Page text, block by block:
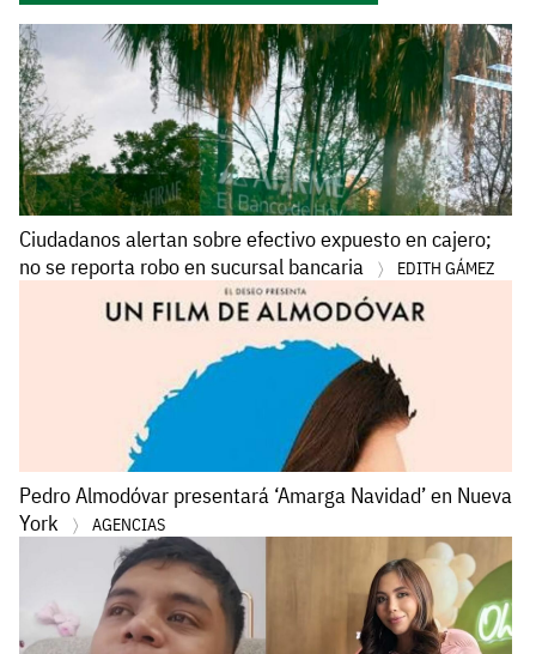
Ciudadanos alertan sobre efectivo expuesto en cajero;
no se reporta robo en sucursal bancaria
EDITH GÁMEZ
Pedro Almodóvar presentará ‘Amarga Navidad’ en Nueva
York
AGENCIAS